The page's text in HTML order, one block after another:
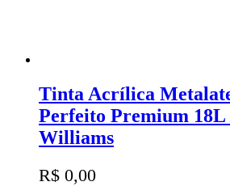
Tinta Acrílica
Perfeito Premium 18L
Williams
R$ 0,00